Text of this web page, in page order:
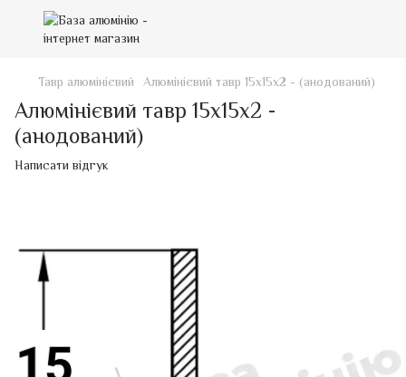
Тавр алюмінієвий Алюмінієвий тавр 15х15х2 - (анодований)
Алюмінієвий тавр 15х15х2 -
(анодований)
Написати відгук